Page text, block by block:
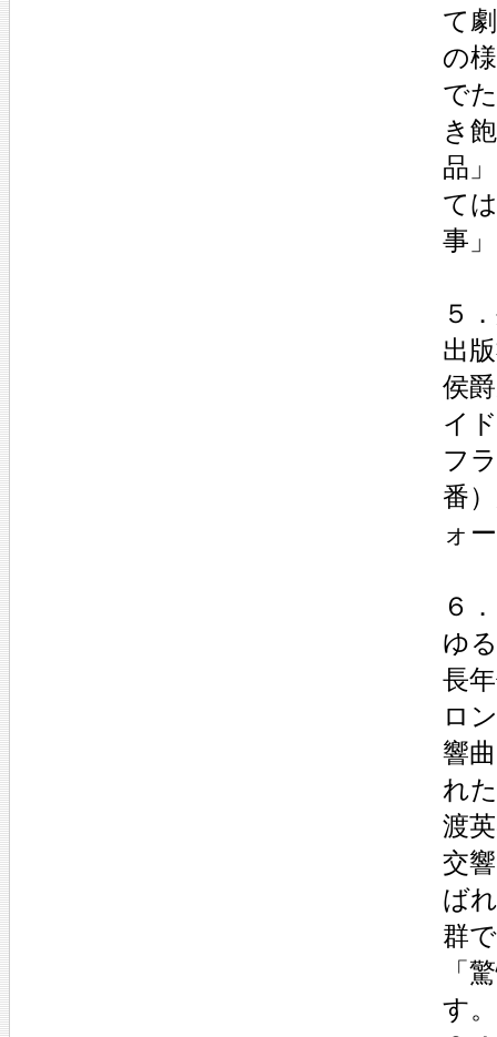
て
の
で
き
品
て
事
５
出
侯
イ
フ
番
ォ
６
ゆ
長
ロ
響
れ
渡
交
ば
群
「
す